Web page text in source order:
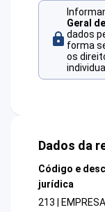
Geral
dados
forma
os
Dados da
Código e
jurídica
213 |